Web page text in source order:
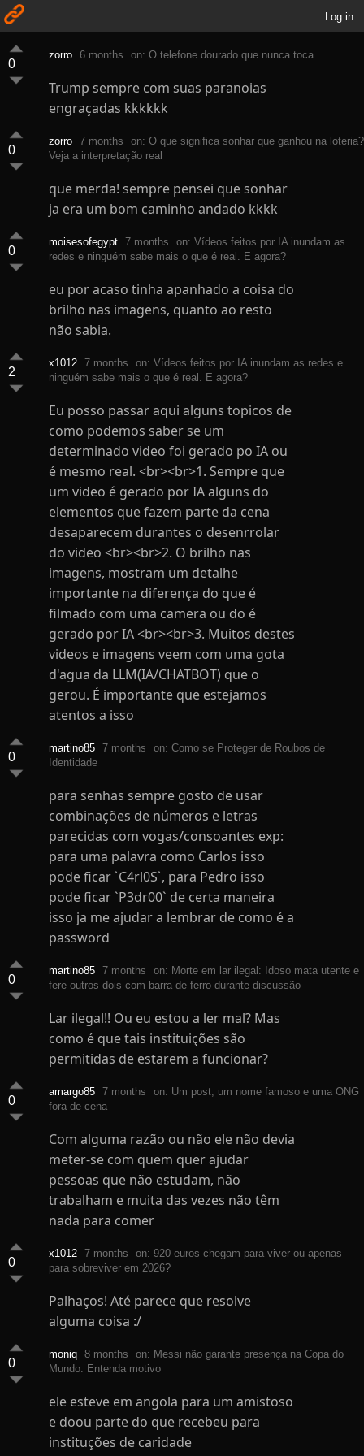
Log in
0
zorro 6 months on: O telefone dourado que nunca toca
Trump sempre com suas paranoias
engraçadas kkkkkk
0
zorro 7 months
on: O que significa sonhar que ganhou na loteria?
Veja a interpretação real
que merda! sempre pensei que sonhar
ja era um bom caminho andado kkkk
0
moisesofegypt 7 months
on: Vídeos feitos por IA inundam as
redes e ninguém sabe mais o que é real. E agora?
eu por acaso tinha apanhado a coisa do
brilho nas imagens, quanto ao resto
não sabia.
2
x1012 7 months
on: Vídeos feitos por IA inundam as redes e
ninguém sabe mais o que é real. E agora?
Eu posso passar aqui alguns topicos de
como podemos saber se um
determinado video foi gerado po IA ou
é mesmo real. <br><br>1. Sempre que
um video é gerado por IA alguns do
elementos que fazem parte da cena
desaparecem durantes o desenrrolar
do video <br><br>2. O brilho nas
imagens, mostram um detalhe
importante na diferença do que é
filmado com uma camera ou do é
gerado por IA <br><br>3. Muitos destes
videos e imagens veem com uma gota
d'agua da LLM(IA/CHATBOT) que o
gerou. É importante que estejamos
atentos a isso
0
martino85 7 months
on: Como se Proteger de Roubos de
Identidade
para senhas sempre gosto de usar
combinações de números e letras
parecidas com vogas/consoantes exp:
para uma palavra como Carlos isso
pode ficar `C4rl0S`, para Pedro isso
pode ficar `P3dr00` de certa maneira
isso ja me ajudar a lembrar de como é a
password
0
martino85 7 months
on: Morte em lar ilegal: Idoso mata utente e
fere outros dois com barra de ferro durante discussão
Lar ilegal!! Ou eu estou a ler mal? Mas
como é que tais instituições são
permitidas de estarem a funcionar?
0
amargo85 7 months
on: Um post, um nome famoso e uma ONG
fora de cena
Com alguma razão ou não ele não devia
meter-se com quem quer ajudar
pessoas que não estudam, não
trabalham e muita das vezes não têm
nada para comer
0
x1012 7 months
on: 920 euros chegam para viver ou apenas
para sobreviver em 2026?
Palhaços! Até parece que resolve
alguma coisa :/
0
moniq 8 months
on: Messi não garante presença na Copa do
Mundo. Entenda motivo
ele esteve em angola para um amistoso
e doou parte do que recebeu para
instituções de caridade